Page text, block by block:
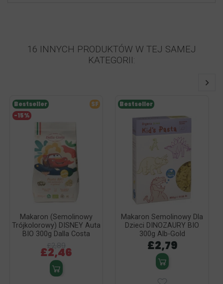
16 INNYCH PRODUKTÓW W TEJ SAMEJ
KATEGORII:
Makaron (semolinowy
Trójkolorowy) DISNEY Auta
BIO 300g Dalla Costa
£2,46
-15%
Bestseller SF
Makaron Semolinowy Dla
Dzieci DINOZAURY BIO
300g Alb-Gold
£2,79
Bestseller